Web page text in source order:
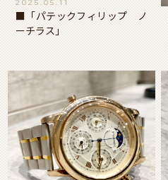
2025.05.11
■「パテックフィリップ ノ
ーチラス」